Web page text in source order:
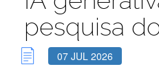
pesquisa
07 JUL 2026